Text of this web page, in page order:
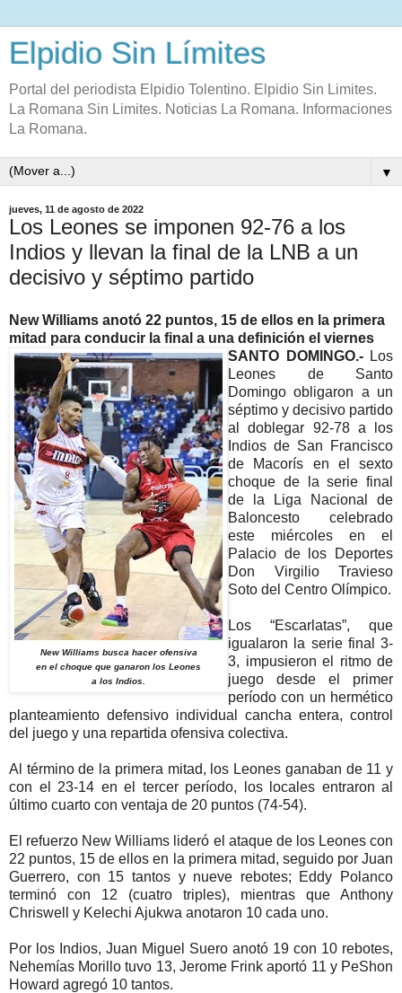
Elpidio Sin Límites
Portal del periodista Elpidio Tolentino. Elpidio Sin Limites.
La Romana Sin Limites. Noticias La Romana. Informaciones
La Romana.
▼
jueves, 11 de agosto de 2022
Los Leones se imponen 92-76 a los
Indios y llevan la final de la LNB a un
decisivo y séptimo partido
New Williams anotó 22 puntos, 15 de ellos en la primera
mitad para conducir la final a una definición el viernes
New Williams busca hacer ofensiva
en el choque que ganaron los Leones
a los Indios.
SANTO DOMINGO.- Los
Leones de Santo
Domingo obligaron a un
séptimo y decisivo partido
al doblegar 92-78 a los
Indios de San Francisco
de Macorís en el sexto
choque de la serie final
de la Liga Nacional de
Baloncesto celebrado
este miércoles en el
Palacio de los Deportes
Don Virgilio Travieso
Soto del Centro Olímpico.
Los “Escarlatas”, que
igualaron la serie final 3-
3, impusieron el ritmo de
juego desde el primer
período con un hermético
planteamiento defensivo individual cancha entera, control
del juego y una repartida ofensiva colectiva.
Al término de la primera mitad, los Leones ganaban de 11 y
con el 23-14 en el tercer período, los locales entraron al
último cuarto con ventaja de 20 puntos (74-54).
El refuerzo New Williams lideró el ataque de los Leones con
22 puntos, 15 de ellos en la primera mitad, seguido por Juan
Guerrero, con 15 tantos y nueve rebotes; Eddy Polanco
terminó con 12 (cuatro triples), mientras que Anthony
Chriswell y Kelechi Ajukwa anotaron 10 cada uno.
Por los Indios, Juan Miguel Suero anotó 19 con 10 rebotes,
Nehemías Morillo tuvo 13, Jerome Frink aportó 11 y PeShon
Howard agregó 10 tantos.